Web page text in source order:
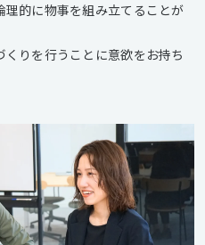
理的に物事を組み立てることが
くりを行うことに意欲をお持ち